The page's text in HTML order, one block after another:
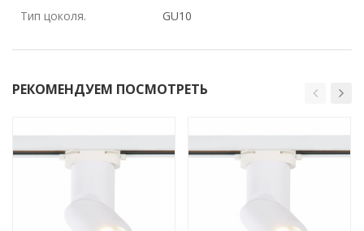
Тип цоколя. GU10
РЕКОМЕНДУЕМ ПОСМОТРЕТЬ